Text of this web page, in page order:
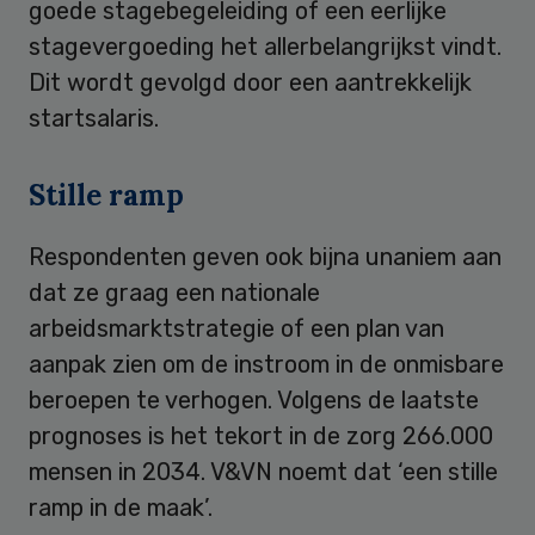
goede stagebegeleiding of een eerlijke
stagevergoeding het allerbelangrijkst vindt.
Dit wordt gevolgd door een aantrekkelijk
startsalaris.
Stille ramp
Respondenten geven ook bijna unaniem aan
dat ze graag een nationale
arbeidsmarktstrategie of een plan van
aanpak zien om de instroom in de onmisbare
beroepen te verhogen. Volgens de laatste
prognoses is het tekort in de zorg 266.000
mensen in 2034. V&VN noemt dat ‘een stille
ramp in de maak’.